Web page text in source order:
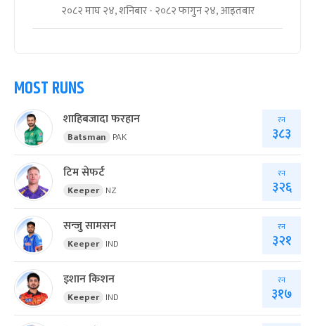
२०८२ माघ २४, शनिबार - २०८२ फागुन २४, आइतबार
MOST RUNS
शाहिबजादा फरहान
Batsman PAK
रन
३८३
टिम सेफर्ट
Keeper NZ
रन
३२६
सन्जु सामसन
Keeper IND
रन
३२१
इशान किशन
Keeper IND
रन
३१७